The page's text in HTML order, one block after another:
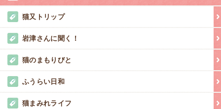
猫又トリップ
岩津さんに聞く！
猫のまもりびと
ふうらい日和
猫まみれライフ